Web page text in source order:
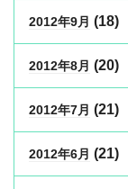
2012年9月 (18)
2012年8月 (20)
2012年7月 (21)
2012年6月 (21)